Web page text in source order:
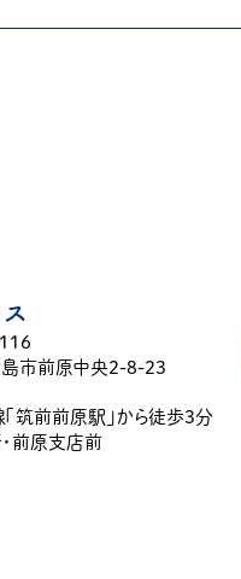
市前原中央2-8-23
筑前前原駅」から徒歩3分
前原支店前